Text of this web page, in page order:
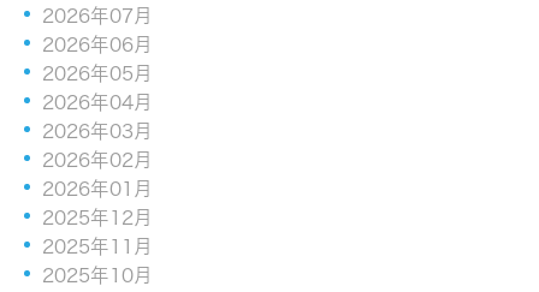
2026年07月
2026年06月
2026年05月
2026年04月
2026年03月
2026年02月
2026年01月
2025年12月
2025年11月
2025年10月